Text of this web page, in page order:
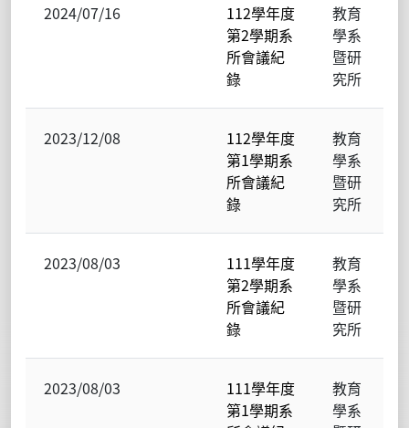
2024/07/16
112學年度
第2學期系
所會議紀
錄
教育
學系
暨研
究所
2023/12/08
112學年度
第1學期系
所會議紀
錄
教育
學系
暨研
究所
2023/08/03
111學年度
第2學期系
所會議紀
錄
教育
學系
暨研
究所
2023/08/03
111學年度
第1學期系
教育
學系